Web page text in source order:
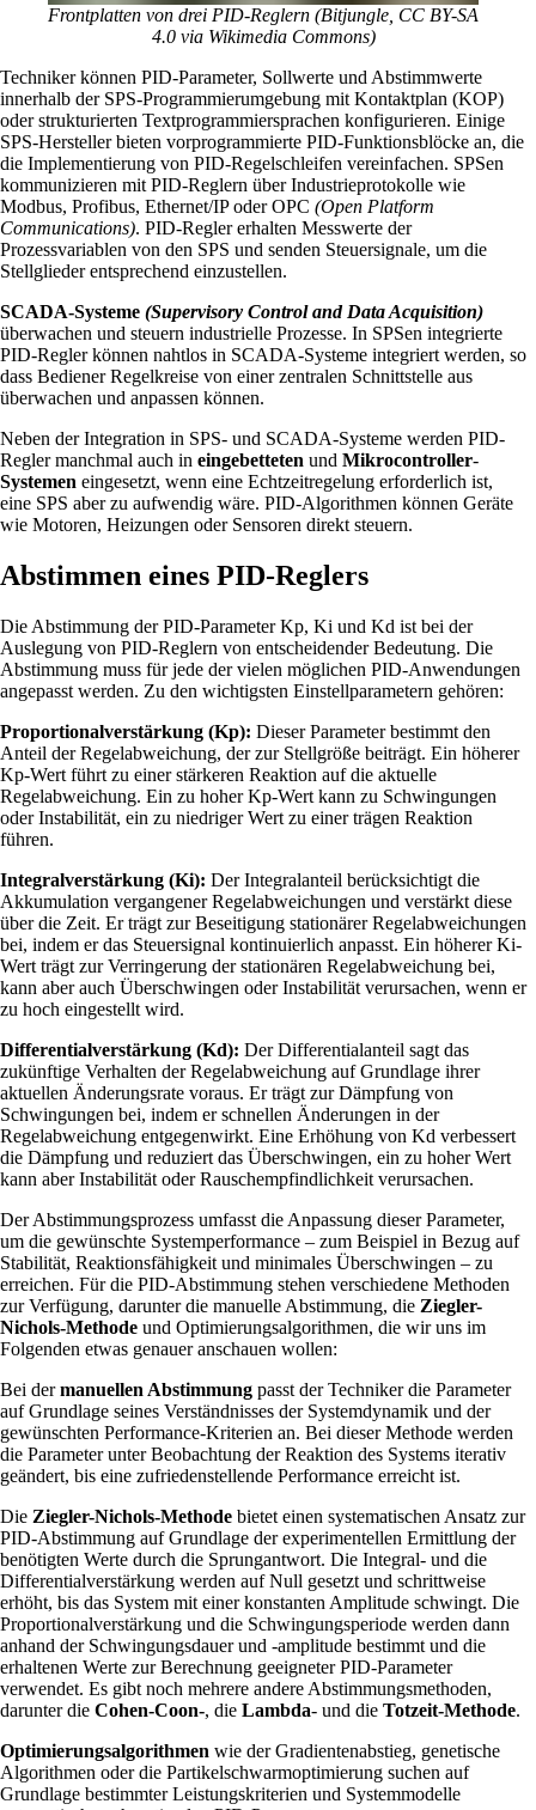
Frontplatten von drei PID-Reglern (Bitjungle, CC BY-SA
4.0 via Wikimedia Commons)
Techniker können PID-Parameter, Sollwerte und Abstimmwerte
innerhalb der SPS-Programmierumgebung mit Kontaktplan (KOP)
oder strukturierten Textprogrammiersprachen konfigurieren. Einige
SPS-Hersteller bieten vorprogrammierte PID-Funktionsblöcke an, die
die Implementierung von PID-Regelschleifen vereinfachen. SPSen
kommunizieren mit PID-Reglern über Industrieprotokolle wie
Modbus, Profibus, Ethernet/IP oder OPC (Open Platform
Communications). PID-Regler erhalten Messwerte der
Prozessvariablen von den SPS und senden Steuersignale, um die
Stellglieder entsprechend einzustellen.
SCADA-Systeme (Supervisory Control and Data Acquisition)
überwachen und steuern industrielle Prozesse. In SPSen integrierte
PID-Regler können nahtlos in SCADA-Systeme integriert werden, so
dass Bediener Regelkreise von einer zentralen Schnittstelle aus
überwachen und anpassen können.
Neben der Integration in SPS- und SCADA-Systeme werden PID-
Regler manchmal auch in eingebetteten und Mikrocontroller-
Systemen eingesetzt, wenn eine Echtzeitregelung erforderlich ist,
eine SPS aber zu aufwendig wäre. PID-Algorithmen können Geräte
wie Motoren, Heizungen oder Sensoren direkt steuern.
Abstimmen eines PID-Reglers
Die Abstimmung der PID-Parameter Kp, Ki und Kd ist bei der
Auslegung von PID-Reglern von entscheidender Bedeutung. Die
Abstimmung muss für jede der vielen möglichen PID-Anwendungen
angepasst werden. Zu den wichtigsten Einstellparametern gehören:
Proportionalverstärkung (Kp): Dieser Parameter bestimmt den
Anteil der Regelabweichung, der zur Stellgröße beiträgt. Ein höherer
Kp-Wert führt zu einer stärkeren Reaktion auf die aktuelle
Regelabweichung. Ein zu hoher Kp-Wert kann zu Schwingungen
oder Instabilität, ein zu niedriger Wert zu einer trägen Reaktion
führen.
Integralverstärkung (Ki): Der Integralanteil berücksichtigt die
Akkumulation vergangener Regelabweichungen und verstärkt diese
über die Zeit. Er trägt zur Beseitigung stationärer Regelabweichungen
bei, indem er das Steuersignal kontinuierlich anpasst. Ein höherer Ki-
Wert trägt zur Verringerung der stationären Regelabweichung bei,
kann aber auch Überschwingen oder Instabilität verursachen, wenn er
zu hoch eingestellt wird.
Differentialverstärkung (Kd): Der Differentialanteil sagt das
zukünftige Verhalten der Regelabweichung auf Grundlage ihrer
aktuellen Änderungsrate voraus. Er trägt zur Dämpfung von
Schwingungen bei, indem er schnellen Änderungen in der
Regelabweichung entgegenwirkt. Eine Erhöhung von Kd verbessert
die Dämpfung und reduziert das Überschwingen, ein zu hoher Wert
kann aber Instabilität oder Rauschempfindlichkeit verursachen.
Der Abstimmungsprozess umfasst die Anpassung dieser Parameter,
um die gewünschte Systemperformance – zum Beispiel in Bezug auf
Stabilität, Reaktionsfähigkeit und minimales Überschwingen – zu
erreichen. Für die PID-Abstimmung stehen verschiedene Methoden
zur Verfügung, darunter die manuelle Abstimmung, die Ziegler-
Nichols-Methode und Optimierungsalgorithmen, die wir uns im
Folgenden etwas genauer anschauen wollen:
Bei dermanuellen Abstimmung passt der Techniker die Parameter
auf Grundlage seines Verständnisses der Systemdynamik und der
gewünschten Performance-Kriterien an. Bei dieser Methode werden
die Parameter unter Beobachtung der Reaktion des Systems iterativ
geändert, bis eine zufriedenstellende Performance erreicht ist.
Die Ziegler-Nichols-Methode bietet einen systematischen Ansatz zur
PID-Abstimmung auf Grundlage der experimentellen Ermittlung der
benötigten Werte durch die Sprungantwort. Die Integral- und die
Differentialverstärkung werden auf Null gesetzt und schrittweise
erhöht, bis das System mit einer konstanten Amplitude schwingt. Die
Proportionalverstärkung und die Schwingungsperiode werden dann
anhand der Schwingungsdauer und -amplitude bestimmt und die
erhaltenen Werte zur Berechnung geeigneter PID-Parameter
verwendet. Es gibt noch mehrere andere Abstimmungsmethoden,
darunter die Cohen-Coon-, die Lambda- und die Totzeit-Methode.
Optimierungsalgorithmen wie der Gradientenabstieg, genetische
Algorithmen oder die Partikelschwarmoptimierung suchen auf
Grundlage bestimmter Leistungskriterien und Systemmodelle